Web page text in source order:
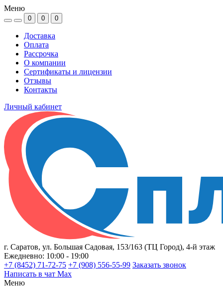
Меню
0 0 0
Доставка
Оплата
Рассрочка
О компании
Сертификаты и лицензии
Отзывы
Контакты
Личный кабинет
г. Саратов, ул. Большая Садовая, 153/163 (ТЦ Город), 4-й этаж
Ежедневно: 10:00 - 19:00
+7 (8452) 71-72-75 +7 (908) 556-55-99 Заказать звонок
Написать в чат Max
Меню